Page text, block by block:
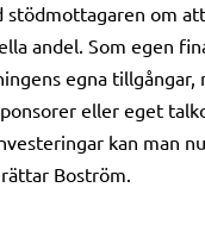
stödmottagaren om
andel. Som egen
egna tillgångar,
eller eget
kan man
Boström.